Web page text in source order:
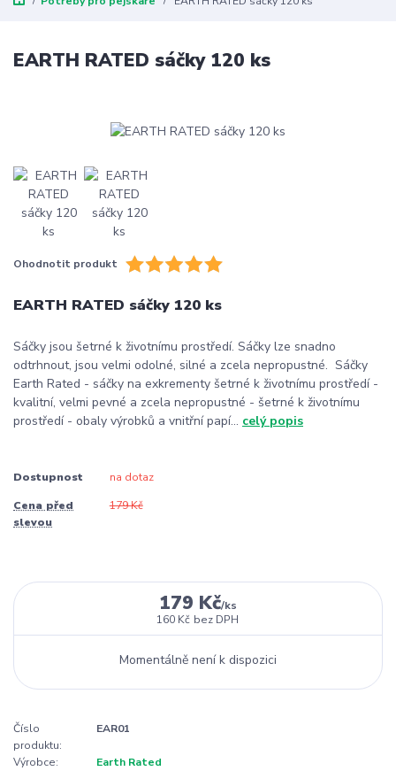
EARTH RATED sáčky 120 ks
Ohodnotit produkt
EARTH RATED sáčky 120 ks
Sáčky jsou šetrné k životnímu prostředí. Sáčky lze snadno
odtrhnout, jsou velmi odolné, silné a zcela nepropustné. Sáčky
Earth Rated - sáčky na exkrementy šetrné k životnímu prostředí -
kvalitní, velmi pevné a zcela nepropustné - šetrné k životnímu
prostředí - obaly výrobků a vnitřní papí... celý popis
Dostupnost na dotaz
Cena před
slevou
179 Kč
179 Kč/ks
160 Kč bez DPH
Momentálně není k dispozici
Číslo
produktu:
EAR01
Výrobce:
Earth Rated